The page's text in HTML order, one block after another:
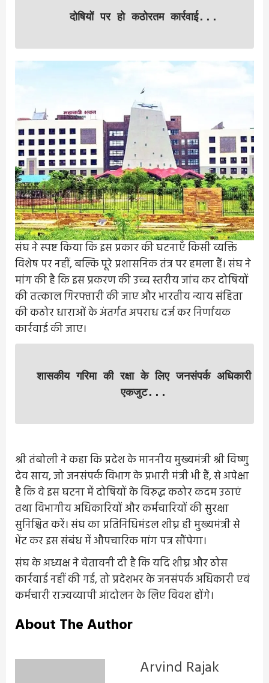
दोषियों पर हो कठोरतम कार्रवाई...
संघ ने स्पष्ट किया कि इस प्रकार की घटनाएँ किसी व्यक्ति
विशेष पर नहीं, बल्कि पूरे प्रशासनिक तंत्र पर हमला हैं। संघ ने
मांग की है कि इस प्रकरण की उच्च स्तरीय जांच कर दोषियों
की तत्काल गिरफ्तारी की जाए और भारतीय न्याय संहिता
की कठोर धाराओं के अंतर्गत अपराध दर्ज कर निर्णायक
कार्रवाई की जाए।
शासकीय गरिमा की रक्षा के लिए जनसंपर्क अधिकारी
एकजुट...
श्री तंबोली ने कहा कि प्रदेश के माननीय मुख्यमंत्री श्री विष्णु
देव साय, जो जनसंपर्क विभाग के प्रभारी मंत्री भी हैं, से अपेक्षा
है कि वे इस घटना में दोषियों के विरुद्ध कठोर कदम उठाएं
तथा विभागीय अधिकारियों और कर्मचारियों की सुरक्षा
सुनिश्चित करें। संघ का प्रतिनिधिमंडल शीघ्र ही मुख्यमंत्री से
भेंट कर इस संबंध में औपचारिक मांग पत्र सौंपेगा।
संघ के अध्यक्ष ने चेतावनी दी है कि यदि शीघ्र और ठोस
कार्रवाई नहीं की गई, तो प्रदेशभर के जनसंपर्क अधिकारी एवं
कर्मचारी राज्यव्यापी आंदोलन के लिए विवश होंगे।
About The Author
Arvind Rajak